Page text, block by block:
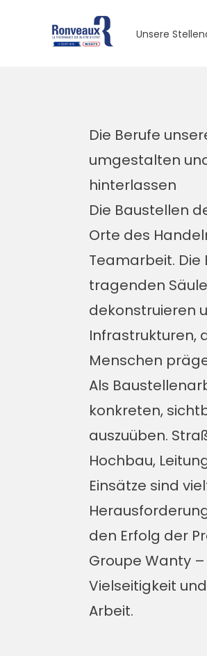
Ronveaux
Unsere
Die Berufe
umgestalten
hinterlassen
Die Baustellen
Orte des
Teamarbeit.
tragenden
dekonstruieren
Infrastrukturen,
Menschen
Als
konkreten,
auszuüben.
Hochbau,
Einsätze sind
den Erfolg der
Groupe Wanty
Vielseitigkeit
Arbeit.